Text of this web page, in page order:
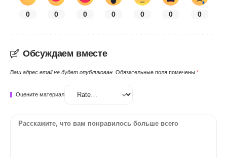
0 0 0 0 0 0 0
Обсуждаем вместе
Ваш адрес email не будет опубликован. Обязательные поля помечены *
Оцените материал